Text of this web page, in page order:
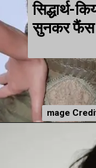
mage
सिद्धार्थ-
सुनकर फैंस